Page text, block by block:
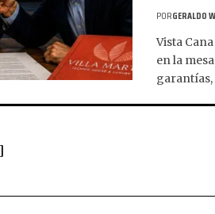
PORGERALDO
Vista
en la